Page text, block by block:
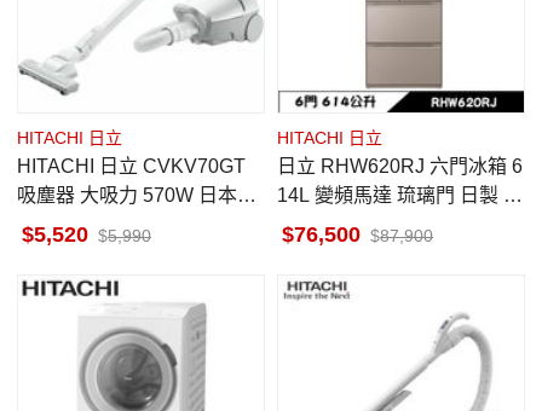
HITACHI 日立
HITACHI 日立 CVKV70GT
吸塵器 大吸力 570W 日本原
裝進口 星辰白
5,520 5,990
HITACHI 日立
日立 RHW620RJ 六門冰箱 6
14L 變頻馬達 琉璃門 日製 琉
璃金 一級省電 自動製冰
76,500 87,900